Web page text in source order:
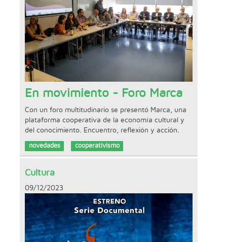
En movimiento - Foro Marca
Con un foro multitudinario se presentó Marca, una
plataforma cooperativa de la economía cultural y
del conocimiento. Encuentro, reflexión y acción.
novedades cooperativismo
Cultura
09/12/2023